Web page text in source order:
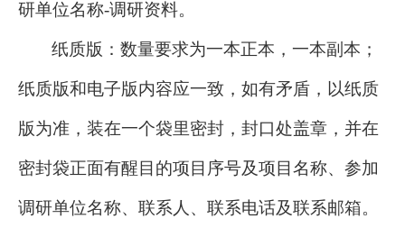
研单位名称-调研资料。
纸质版：数量要求为一本正本，一本副本；
纸质版和电子版内容应一致，如有矛盾，以纸质
版为准，装在一个袋里密封，封口处盖章，并在
密封袋正面有醒目的项目序号及项目名称、参加
调研单位名称、联系人、联系电话及联系邮箱。